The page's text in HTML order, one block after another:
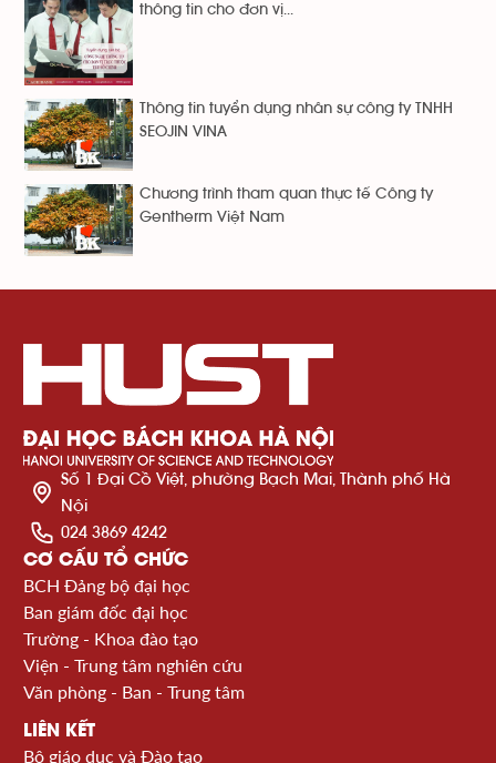
thông tin cho đơn vị...
Thông tin tuyển dụng nhân sự công ty TNHH
SEOJIN VINA
Chương trình tham quan thực tế Công ty
Gentherm Việt Nam
Số 1 Đại Cồ Việt, phường Bạch Mai, Thành phố Hà
Nội
024 3869 4242
CƠ CẤU TỔ CHỨC
BCH Đảng bộ đại học
Ban giám đốc đại học
Trường - Khoa đào tạo
Viện - Trung tâm nghiên cứu
Văn phòng - Ban - Trung tâm
LIÊN KẾT
Bộ giáo dục và Đào tạo